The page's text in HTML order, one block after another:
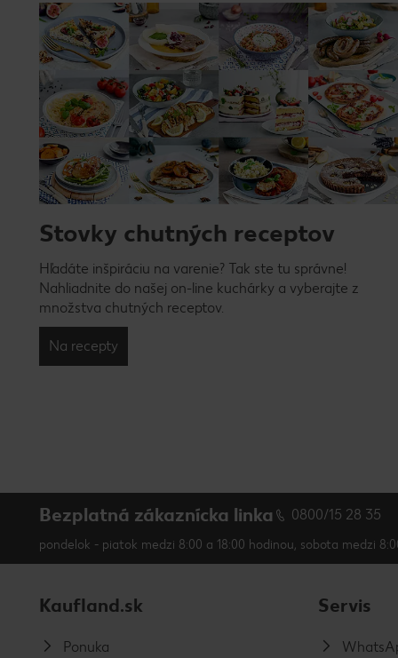
Stovky chutných receptov
Hľadáte inšpiráciu na varenie? Tak ste tu správne!
Nahliadnite do našej on-line kuchárky a vyberajte z
množstva chutných receptov.
Na recepty
Bezplatná zákaznícka linka 0800/15 28 35
pondelok - piatok medzi 8:00 a 18:00 hodinou, sobota medzi
Kaufland.sk
Ponuka
Servis